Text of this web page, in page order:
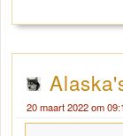
20 maart 2022 om